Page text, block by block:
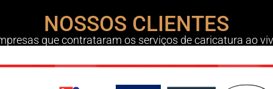
NOSSOS CLIENTES
que contrataram os serviços de caricatura ao